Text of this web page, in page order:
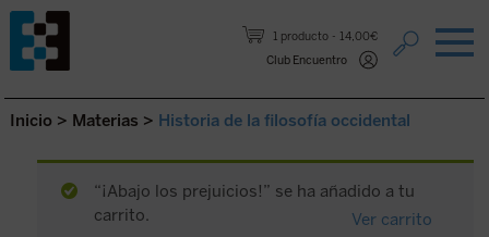
1 producto
14,00€
Club Encuentro
Saltar al contenido.
Inicio > Materias > Historia de la filosofía occidental
“¡Abajo los prejuicios!” se ha añadido a tu
carrito.
Ver carrito